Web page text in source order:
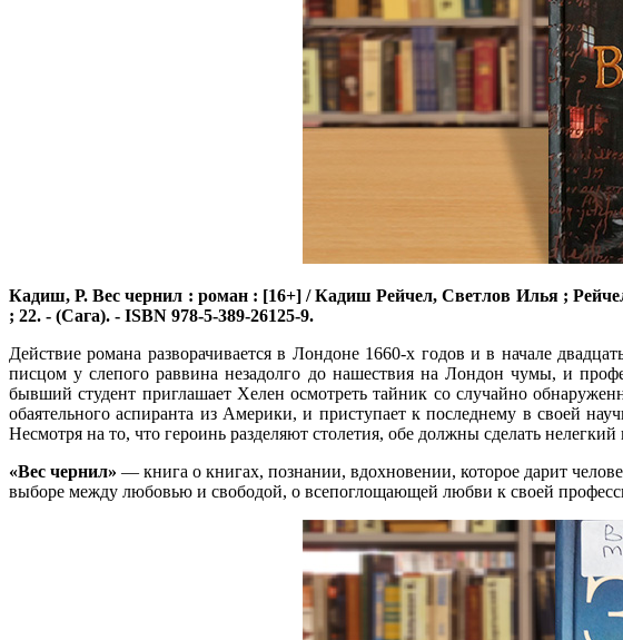
Кадиш, Р. Вес чернил : роман : [16+] / Кадиш Рейчел, Светлов Илья ;
; 22. - (Сага). - ISBN 978-5-389-26125-9.
Действие романа разворачивается в Лондоне 1660-х годов и в начале
писцом у слепого раввина незадолго до нашествия на Лондон чумы, и
бывший студент приглашает Хелен осмотреть тайник со случайно
обаятельного аспиранта из Америки, и приступает к последнему в своей
Несмотря на то, что героинь разделяют столетия, обе должны сделать
«Вес чернил» — книга о книгах, познании, вдохновении, которое дарит
выборе между любовью и свободой, о всепоглощающей любви к своей